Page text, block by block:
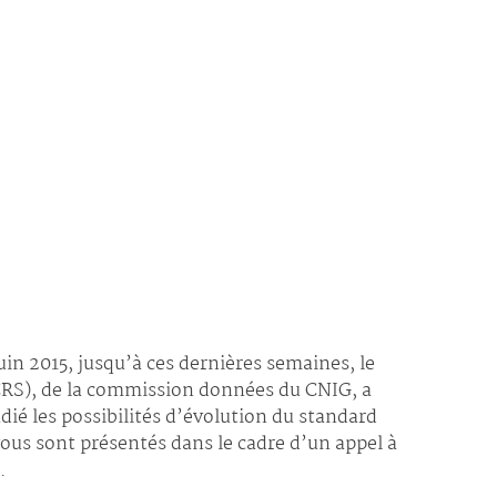
2015, jusqu’à ces dernières semaines, le
de la commission données du CNIG, a
les possibilités d’évolution du standard
sont présentés dans le cadre d’un appel à
.